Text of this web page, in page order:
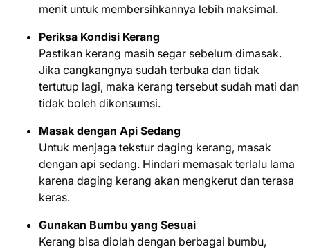
menit untuk membersihkannya lebih maksimal.
Periksa Kondisi Kerang
Pastikan kerang masih segar sebelum dimasak.
Jika cangkangnya sudah terbuka dan tidak
tertutup lagi, maka kerang tersebut sudah mati dan
tidak boleh dikonsumsi.
Masak dengan Api Sedang
Untuk menjaga tekstur daging kerang, masak
dengan api sedang. Hindari memasak terlalu lama
karena daging kerang akan mengkerut dan terasa
keras.
Gunakan Bumbu yang Sesuai
Kerang bisa diolah dengan berbagai bumbu,